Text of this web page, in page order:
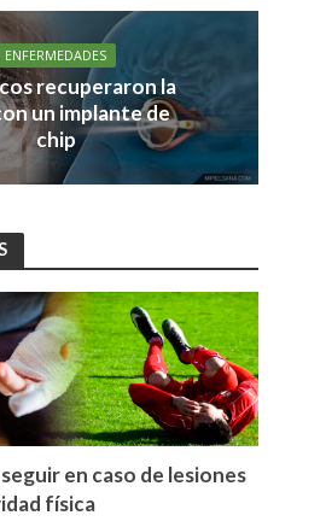
ENFERMEDADES
recuperaron la
un implante de
chip
en caso de lesiones
física